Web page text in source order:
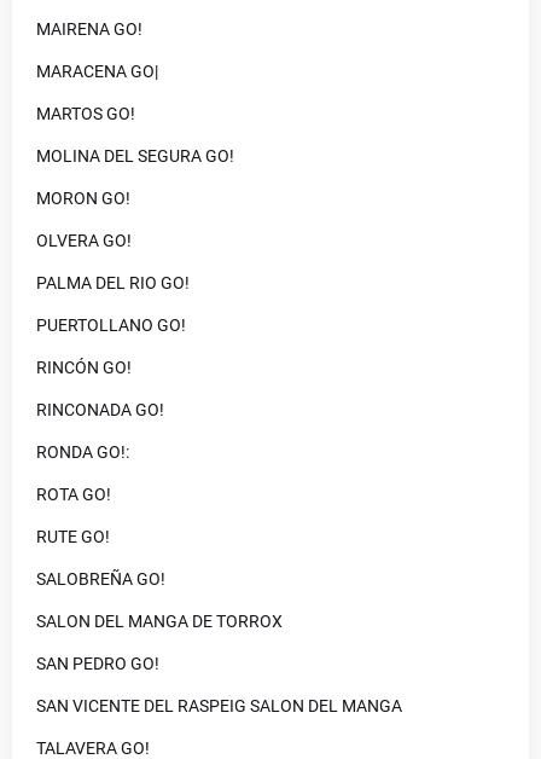
MAIRENA GO!
MARACENA GO|
MARTOS GO!
MOLINA DEL SEGURA GO!
MORON GO!
OLVERA GO!
PALMA DEL RIO GO!
PUERTOLLANO GO!
RINCÓN GO!
RINCONADA GO!
RONDA GO!:
ROTA GO!
RUTE GO!
SALOBREÑA GO!
SALON DEL MANGA DE TORROX
SAN PEDRO GO!
SAN VICENTE DEL RASPEIG SALON DEL MANGA
TALAVERA GO!